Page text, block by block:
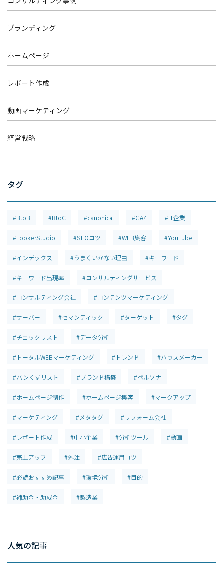
ブランディング
ホームページ
レポート作成
動画マーケティング
経営戦略
タグ
#BtoB #BtoC #canonical #GA4 #IT企業
#LookerStudio #SEOコツ #WEB集客 #YouTube
#インデックス #うまくいかない理由 #キーワード
#キーワード出現率 #コンサルティングサービス
#コンサルティング会社 #コンテンツマーケティング
#サーバー #セマンティック #ターゲット #タグ
#チェックリスト #データ分析
#トータルWEBマーケティング #トレンド #ハウスメーカー
#パンくずリスト #ブランド構築 #ペルソナ
#ホームページ制作 #ホームページ集客 #マークアップ
#マーケティング #メタタグ #リフォーム会社
#レポート作成 #中小企業 #分析ツール #動画
#売上アップ #外注 #広告運用コツ
#必読おすすめ記事 #環境分析 #目的
#補助金・助成金 #製造業
人気の記事